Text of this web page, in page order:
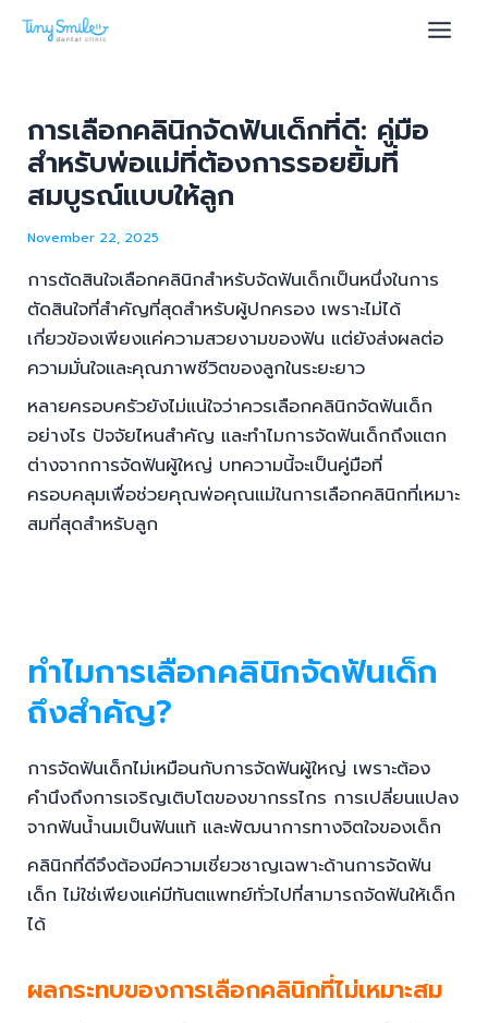
Skip
Main
การเลือกคลินิกจัดฟันเด็กที่ดี: คู่มือ
สำหรับพ่อแม่ที่ต้องการรอยยิ้มที่
สมบูรณ์แบบให้ลูก
November 22, 2025
การตัดสินใจเลือกคลินิกสำหรับจัดฟันเด็กเป็นหนึ่งในการ
ตัดสินใจที่สำคัญที่สุดสำหรับผู้ปกครอง เพราะไม่ได้
เกี่ยวข้องเพียงแค่ความสวยงามของฟัน แต่ยังส่งผลต่อ
ความมั่นใจและคุณภาพชีวิตของลูกในระยะยาว
หลายครอบครัวยังไม่แน่ใจว่าควรเลือกคลินิกจัดฟันเด็ก
อย่างไร ปัจจัยไหนสำคัญ และทำไมการจัดฟันเด็กถึงแตก
ต่างจากการจัดฟันผู้ใหญ่ บทความนี้จะเป็นคู่มือที่
ครอบคลุมเพื่อช่วยคุณพ่อคุณแม่ในการเลือกคลินิกที่เหมาะ
สมที่สุดสำหรับลูก
ทำไมการเลือกคลินิกจัดฟันเด็ก
ถึงสำคัญ?
การจัดฟันเด็กไม่เหมือนกับการจัดฟันผู้ใหญ่ เพราะต้อง
คำนึงถึงการเจริญเติบโตของขากรรไกร การเปลี่ยนแปลง
จากฟันน้ำนมเป็นฟันแท้ และพัฒนาการทางจิตใจของเด็ก
คลินิกที่ดีจึงต้องมีความเชี่ยวชาญเฉพาะด้านการจัดฟัน
เด็ก ไม่ใช่เพียงแค่มีทันตแพทย์ทั่วไปที่สามารถจัดฟันให้เด็ก
ได้
ผลกระทบของการเลือกคลินิกที่ไม่เหมาะสม
Post
navigation